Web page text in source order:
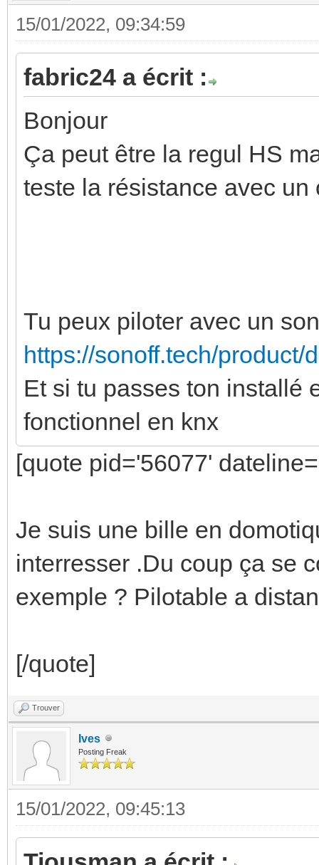
15/01/2022, 09:34:59
fabric24 a écrit :
Bonjour
Ça peut être la regul HS
teste la résistance avec un
Tu peux piloter avec un
https://sonoff.tech/product/
Et si tu passes ton installé
fonctionnel en knx
[quote pid='56077'
Je suis une bille en
interresser .Du coup ça se
exemple ? Pilotable a
[/quote]
Trouver
Ives
Posting Freak
15/01/2022, 09:45:13